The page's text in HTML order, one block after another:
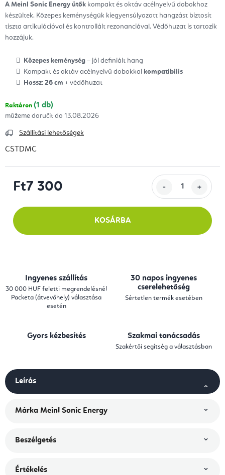
A Meinl Sonic Energy ütők kompakt és oktáv acélnyelvű dobokhoz
készültek. Közepes keménységük kiegyensúlyozott hangzást biztosít
tiszta artikulációval és kontrollált rezonanciával. Védőhuzat is tartozik
hozzájuk.
Közepes keménység – jól definiált hang
Kompakt és oktáv acélnyelvű dobokkal
kompatibilis
Hossz: 26 cm + védőhuzat
Raktáron (1 db)
13.08.2026
Szállítási lehetőségek
CSTDMC
Ft7 300
KOSÁRBA
Ingyenes szállítás
30 000 HUF feletti megrendelésnél
Packeta (átvevőhely) választása
esetén
30 napos ingyenes
cserelehetőség
Sértetlen termék esetében
Gyors kézbesítés Szakmai tanácsadás
Szakértői segítség a választásban
Leírás
Márka Meinl Sonic Energy
Beszélgetés
Értékelés